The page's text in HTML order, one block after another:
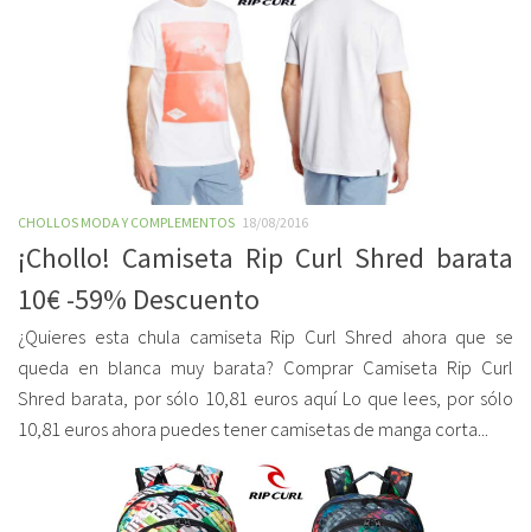
CHOLLOS MODA Y COMPLEMENTOS 18/08/2016
¡Chollo! Camiseta Rip Curl Shred barata
10€ -59% Descuento
¿Quieres esta chula camiseta Rip Curl Shred ahora que se
queda en blanca muy barata? Comprar Camiseta Rip Curl
Shred barata, por sólo 10,81 euros aquí Lo que lees, por sólo
10,81 euros ahora puedes tener camisetas de manga corta...